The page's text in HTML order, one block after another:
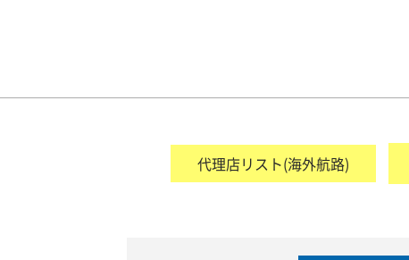
代理店リスト(海外航路)